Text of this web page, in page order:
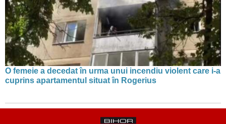
O femeie a decedat în urma unui incendiu violent care i-a
cuprins apartamentul situat în Rogerius